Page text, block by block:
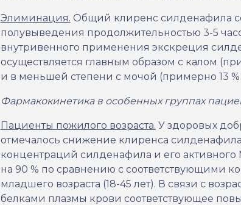
Элиминация. Общий клиренс силденафила
полувыведения продолжительностью 3-5
внутривенного применения экскреция
осуществляется главным образом с калом
и в меньшей степени с мочой (примерно 13
Фармакокинетика в особенных группах
Пациенты пожилого возраста. У здоровых
отмечалось снижение клиренса
концентраций силденафила и его
на 90 % по сравнению с соответствующими
младшего возраста (18-45 лет). В связи с
белками плазмы крови соответствующее